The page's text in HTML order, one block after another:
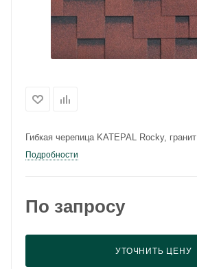
Гибкая черепица KATEPAL Rocky, гранит
Подробности
По запросу
УТОЧНИТЬ ЦЕНУ